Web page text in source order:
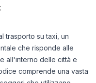
trasporto su taxi, un
che risponde alle
all'interno delle città e
comprende una vasta